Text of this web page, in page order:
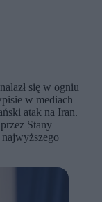
się w ogniu
w mediach
atak na Iran.
Stany